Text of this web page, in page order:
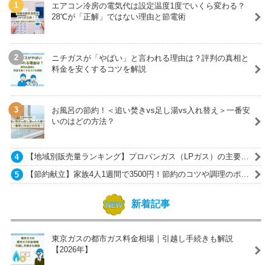
エアコン冷房の電気代は設定温度1度でいくら変わる？
28℃が「正解」ではない理由と節電術
ニチガスが「やばい」と言われる理由は？評判の真相と
料金を安くするコツを解説
お風呂の節約！＜追い焚きvs足し湯vs入れ替え＞一番安
いのはどの方法？
【地域別販売量ランキング】プロパンガス（LPガス）の主要ガ
ス会社一覧
【節約献立】家族4人1週間で3500円！節約のコツや調理のポイ
ントも紹介
新着記事
東京ガスの都市ガス料金相場｜引越し手続きも解説
【2026年】